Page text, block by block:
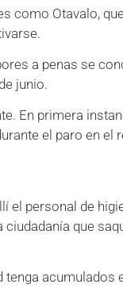
como Otavalo,
a penas se
junio.
En primera
el paro en
el personal de
que